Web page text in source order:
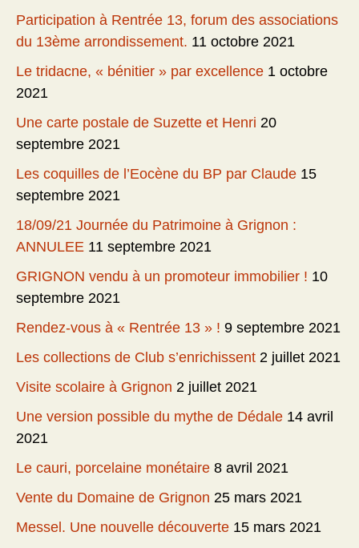
Participation à Rentrée 13, forum des associations
du 13ème arrondissement. 11 octobre 2021
Le tridacne, « bénitier » par excellence 1 octobre
2021
Une carte postale de Suzette et Henri 20
septembre 2021
Les coquilles de l’Eocène du BP par Claude 15
septembre 2021
18/09/21 Journée du Patrimoine à Grignon :
ANNULEE 11 septembre 2021
GRIGNON vendu à un promoteur immobilier ! 10
septembre 2021
Rendez-vous à « Rentrée 13 » ! 9 septembre 2021
Les collections de Club s’enrichissent 2 juillet 2021
Visite scolaire à Grignon 2 juillet 2021
Une version possible du mythe de Dédale 14 avril
2021
Le cauri, porcelaine monétaire 8 avril 2021
Vente du Domaine de Grignon 25 mars 2021
Messel. Une nouvelle découverte 15 mars 2021